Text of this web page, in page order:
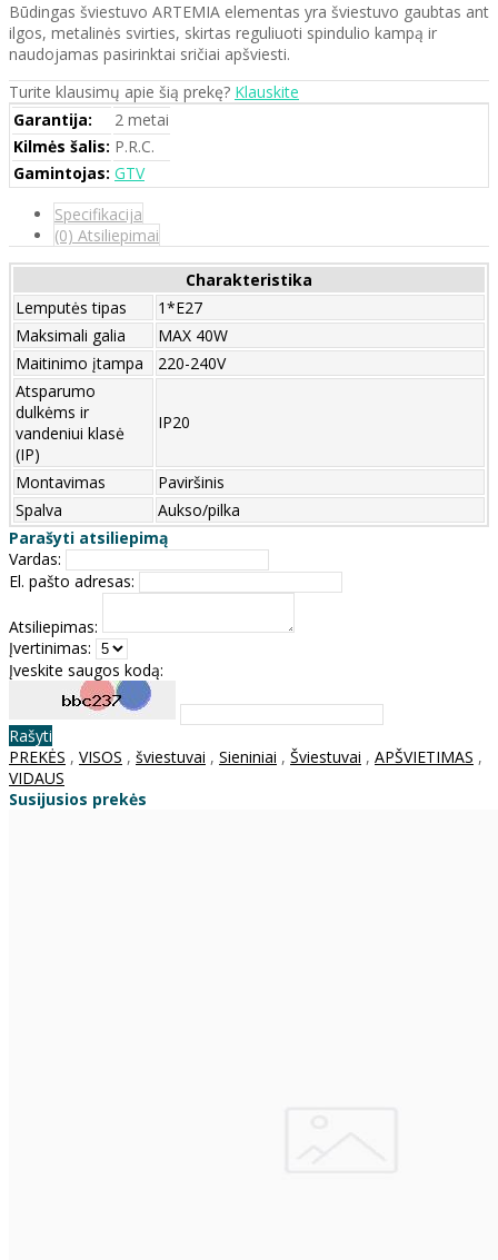
Būdingas šviestuvo ARTEMIA elementas yra šviestuvo gaubtas ant
ilgos, metalinės svirties, skirtas reguliuoti spindulio kampą ir
naudojamas pasirinktai sričiai apšviesti.
Turite klausimų apie šią prekę? Klauskite
Garantija:
2 metai
Kilmės šalis: P.R.C.
Gamintojas: GTV
Specifikacija
(0) Atsiliepimai
Charakteristika
Lemputės tipas
1*E27
Maksimali galia
MAX 40W
Maitinimo įtampa
220-240V
Atsparumo
dulkėms ir
vandeniui klasė
(IP)
IP20
Montavimas
Paviršinis
Spalva
Aukso/pilka
Parašyti atsiliepimą
Vardas:
El. pašto adresas:
Atsiliepimas:
Įvertinimas:
Įveskite saugos kodą:
Rašyti
PREKĖS , VISOS , šviestuvai , Sieniniai , Šviestuvai , APŠVIETIMAS ,
VIDAUS
Susijusios prekės